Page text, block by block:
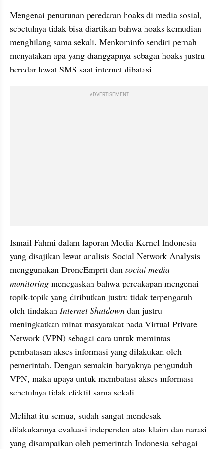
Mengenai penurunan peredaran hoaks di media sosial,
sebetulnya tidak bisa diartikan bahwa hoaks kemudian
menghilang sama sekali. Menkominfo sendiri pernah
menyatakan apa yang dianggapnya sebagai hoaks justru
beredar lewat SMS saat internet dibatasi.
ADVERTISEMENT
Ismail Fahmi dalam laporan Media Kernel Indonesia
yang disajikan lewat analisis Social Network Analysis
menggunakan DroneEmprit dan social media
monitoring menegaskan bahwa percakapan mengenai
topik-topik yang diributkan justru tidak terpengaruh
oleh tindakan Internet Shutdown dan justru
meningkatkan minat masyarakat pada Virtual Private
Network (VPN) sebagai cara untuk memintas
pembatasan akses informasi yang dilakukan oleh
pemerintah. Dengan semakin banyaknya pengunduh
VPN, maka upaya untuk membatasi akses informasi
sebetulnya tidak efektif sama sekali.
Melihat itu semua, sudah sangat mendesak
dilakukannya evaluasi independen atas klaim dan narasi
yang disampaikan oleh pemerintah Indonesia sebagai